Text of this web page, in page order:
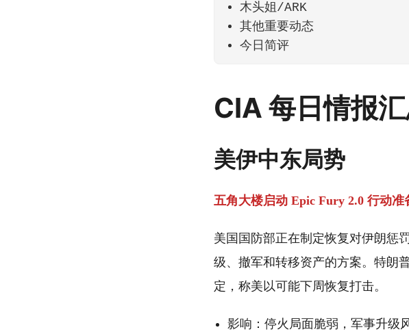
木头姐/ARK
其他重要动态
今日简评
CIA 每日情报
美伊中东局势
五角大楼启动 Epic Fury 2.0 行动准
美国国防部正在制定恢复对伊朗惩
级、撤军和转移资产的方案。特朗
定，称美以可能下周恢复打击。
影响：停火局面脆弱，军事升级